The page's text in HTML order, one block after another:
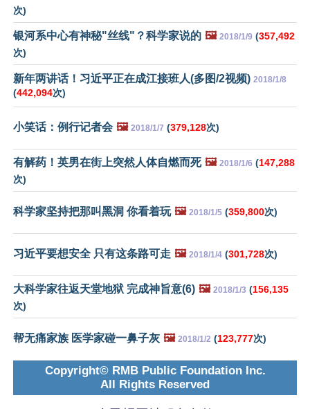
次)
银河系中心有神秘"丝线"？科学家说的 🖼️ 2018/1/9 (357,492
次)
新年两讲话！习近平正在成江接班人(多图/2视频) 2018/1/8
(442,094次)
小笑话：例行记者会 🖼️ 2018/1/7 (379,128次)
有解药！英男在街上突然人体自燃而死 🖼️ 2018/1/6 (147,288
次)
科学家坚持把那叫黑洞 你看着玩 🖼️ 2018/1/5 (359,800次)
习近平要想安全 只有这条路可走 🖼️ 2018/1/4 (301,728次)
大科学家往返天堂地狱 完成神旨意(6) 🖼️ 2018/1/3 (156,135
次)
帮无痛家族 医学家碰一鼻子灰 🖼️ 2018/1/2 (123,777次)
Copyright© RMB Public Foundation Inc.
All Rights Reserved